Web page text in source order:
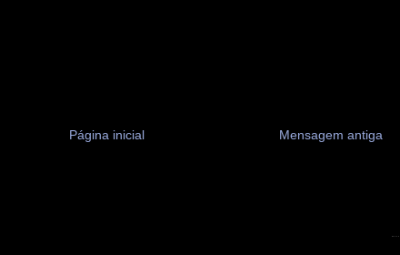
Mensagem antiga
Página inicial